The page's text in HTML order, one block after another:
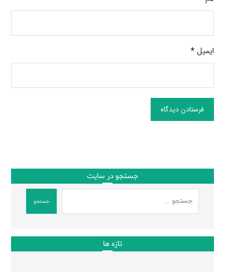
ایمیل*
فرستادن دیدگاه
جستجو در سایت
جستجو
تازه ها